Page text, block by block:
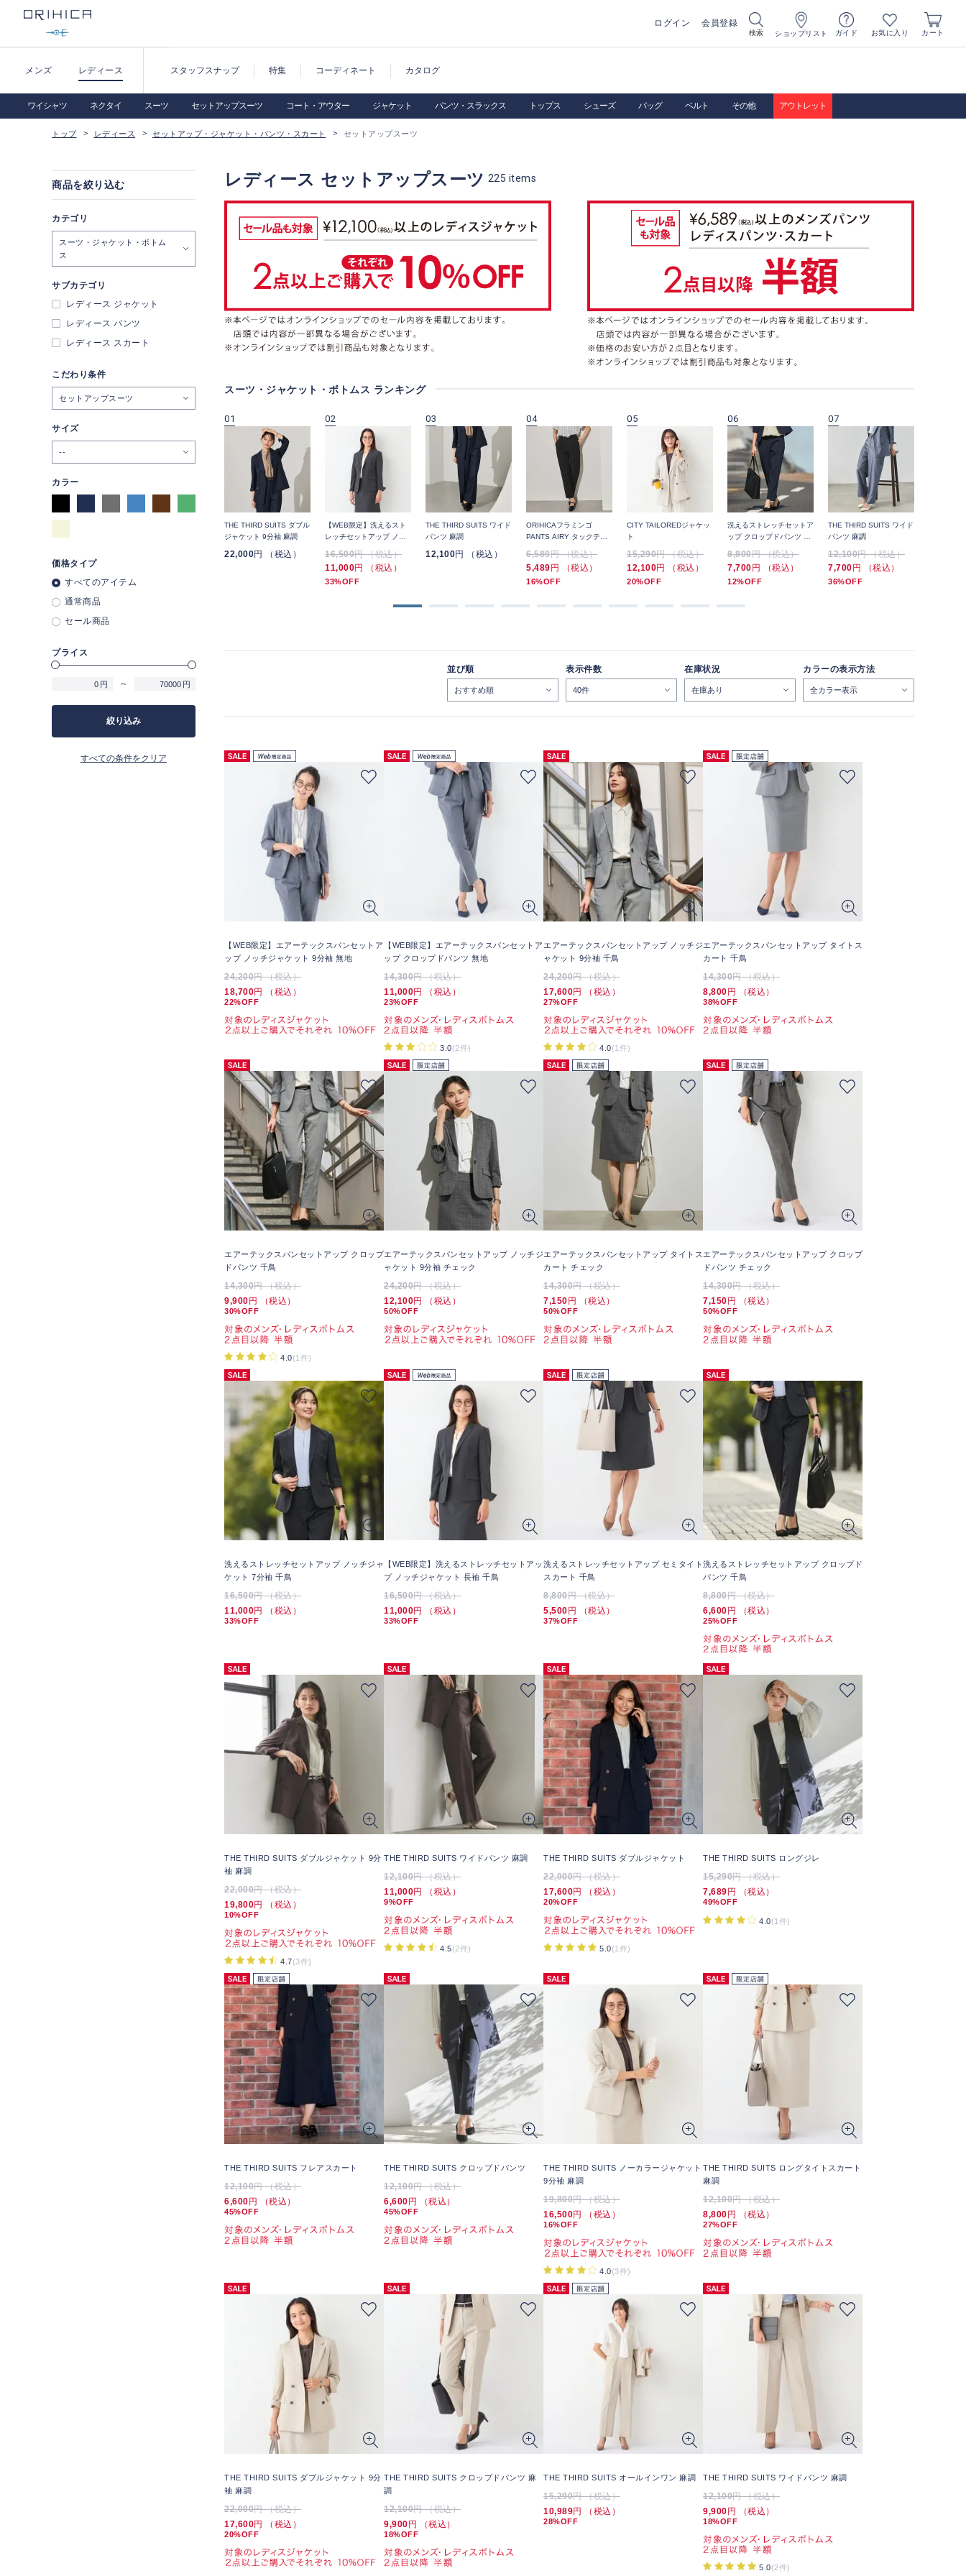
ログイン 会員登録
検索 ショップリスト ガイド お気に入り カート
メンズ レディース スタッフスナップ 特集 コーディネート カタログ
ワイシャツ ネクタイ スーツ セットアップスーツ コート・アウター ジャケット パンツ・スラックス トップス シューズ バッグ ベルト その他 アウトレット
トップ レディース セットアップ・ジャケット・パンツ・スカート セットアップスーツ
レディース セットアップスーツ 225 items
スーツ・ジャケット・ボトムス ランキング
プドパンツ 麻調
27%OFF
01
THE THIRD SUITS ダブル
ジャケット 9分袖 麻調
22,000円 （税込）
02
【WEB限定】洗えるスト
レッチセットアップ ノッ
16,500円 （税込）
11,000円 （税込）
33%OFF
03
THE THIRD SUITS ワイド
パンツ 麻調
12,100円 （税込）
04
ORIHICAフラミンゴ
PANTS AIRY タックテー
6,589円 （税込）
5,489円 （税込）
16%OFF
05
CITY TAILOREDジャケッ
ト
15,290円 （税込）
12,100円 （税込）
20%OFF
06
洗えるストレッチセットア
ップ クロップドパンツ チ
8,800円 （税込）
7,700円 （税込）
12%OFF
07
THE THIRD SUITS ワイド
パンツ 麻調
12,100円 （税込）
7,700円 （税込）
36%OFF
並び順 表示件数 在庫状況 カラーの表示方法
【WEB限定】エアーテックスパンセットア
ップ ノッチジャケット 9分袖 無地
24,200円 （税込）
18,700円 （税込）
22%OFF
【WEB限定】エアーテックスパンセットア
ップ クロップドパンツ 無地
14,300円 （税込）
11,000円 （税込）
23%OFF
3.0(2件)
エアーテックスパンセットアップ ノッチジ
ャケット 9分袖 千鳥
24,200円 （税込）
17,600円 （税込）
27%OFF
4.0(1件)
エアーテックスパンセットアップ タイトス
カート 千鳥
14,300円 （税込）
8,800円 （税込）
38%OFF
エアーテックスパンセットアップ クロップ
ドパンツ 千鳥
14,300円 （税込）
9,900 円 （税込）
30%OFF
4.0(1件)
エアーテックスパンセットアップ ノッチジ
ャケット 9分袖 チェック
24,200円 （税込）
12,100円 （税込）
50%OFF
エアーテックスパンセットアップ タイトス
カート チェック
14,300円 （税込）
7,150 円 （税込）
50%OFF
エアーテックスパンセットアップ クロップ
ドパンツ チェック
14,300円 （税込）
7,150 円 （税込）
50%OFF
洗えるストレッチセットアップ ノッチジャ
ケット 7分袖 千鳥
16,500円 （税込）
11,000円 （税込）
33%OFF
【WEB限定】洗えるストレッチセットアッ
プ ノッチジャケット 長袖 千鳥
16,500円 （税込）
11,000円 （税込）
33%OFF
洗えるストレッチセットアップ セミタイト
スカート 千鳥
8,800円 （税込）
5,500円 （税込）
37%OFF
洗えるストレッチセットアップ クロップド
パンツ 千鳥
8,800円 （税込）
6,600円 （税込）
25%OFF
THE THIRD SUITS ダブルジャケット 9分
袖 麻調
22,000円 （税込）
19,800円 （税込）
10%OFF
4.7(3件)
THE THIRD SUITS ワイドパンツ 麻調
12,100円 （税込）
11,000円 （税込）
9%OFF
4.5(2件)
THE THIRD SUITS ダブルジャケット
22,000円 （税込）
17,600円 （税込）
20%OFF
5.0(1件)
THE THIRD SUITS ロングジレ
15,290円 （税込）
7,689 円 （税込）
49%OFF
4.0(1件)
THE THIRD SUITS フレアスカート
12,100円 （税込）
6,600 円 （税込）
45%OFF
THE THIRD SUITS クロップドパンツ
12,100円 （税込）
6,600 円 （税込）
45%OFF
THE THIRD SUITS ノーカラージャケット
9分袖 麻調
19,800円 （税込）
16,500円 （税込）
16%OFF
4.0(3件)
THE THIRD SUITS ロングタイトスカート
麻調
12,100円 （税込）
8,800 円 （税込）
27%OFF
THE THIRD SUITS ダブルジャケット 9分
袖 麻調
22,000円 （税込）
17,600円 （税込）
20%OFF
THE THIRD SUITS クロップドパンツ 麻
調
12,100円 （税込）
9,900円 （税込）
18%OFF
THE THIRD SUITS オールインワン 麻調
15,290円 （税込）
10,989円 （税込）
28%OFF
THE THIRD SUITS ワイドパンツ 麻調
12,100円 （税込）
9,900円 （税込）
18%OFF
5.0(2件)
商品を絞り込む
カテゴリ
スーツ・ジャケット・ボトム
ス
サブカテゴリ
レディース ジャケット
レディース パンツ
レディース スカート
こだわり条件
セットアップスーツ
サイズ
--
カラー
価格タイプ
すべてのアイテム
通常商品
セール商品
プライス
円 ～ 円
絞り込み
すべての条件をクリア